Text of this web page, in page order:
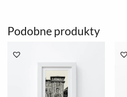
Podobne produkty
od
250.00 zł